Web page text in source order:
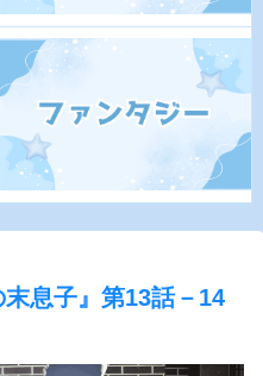
息子』第13話－14